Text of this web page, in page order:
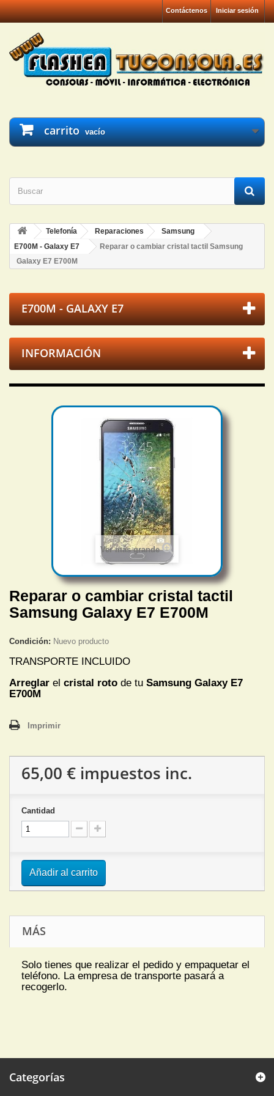
Iniciar sesión
Contáctenos
carrito vacío
Telefonía Reparaciones
Samsung
E700M - Galaxy E7
Reparar o cambiar cristal tactil Samsung
Galaxy E7 E700M
E700M - GALAXY E7
INFORMACIÓN
Ver más grande
Reparar o cambiar cristal tactil
Samsung Galaxy E7 E700M
Condición: Nuevo producto
TRANSPORTE INCLUIDO
Arreglar el cristal roto de tu Samsung Galaxy E7
E700M
Imprimir
65,00 € impuestos inc.
Cantidad
Añadir al carrito
MÁS
Solo tienes que realizar el pedido y empaquetar el
teléfono. La empresa de transporte pasará a
recogerlo.
Categorías